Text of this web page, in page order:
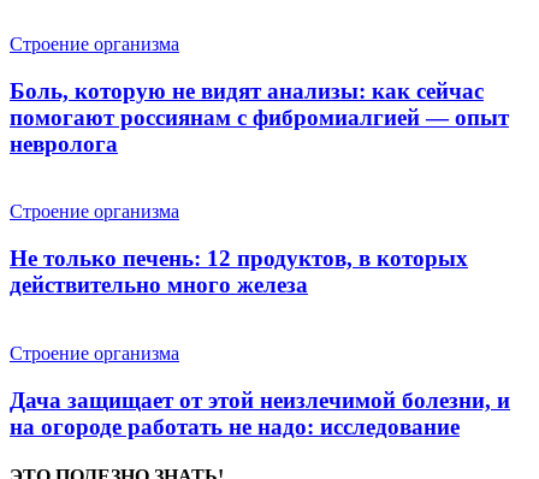
Строение организма
Боль, которую не видят анализы: как сейчас
помогают россиянам с фибромиалгией — опыт
невролога
Строение организма
Не только печень: 12 продуктов, в которых
действительно много железа
Строение организма
Дача защищает от этой неизлечимой болезни, и
на огороде работать не надо: исследование